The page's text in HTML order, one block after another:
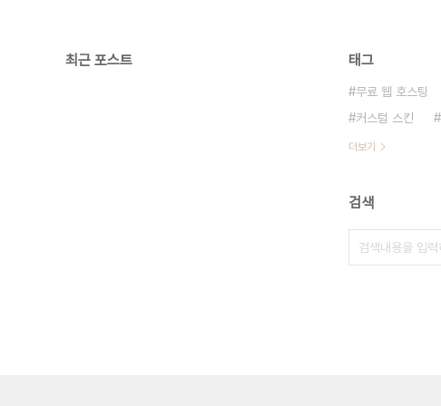
최근 포스트 태그
무료 웹 호스팅
커스텀 스킨
더보기
검색